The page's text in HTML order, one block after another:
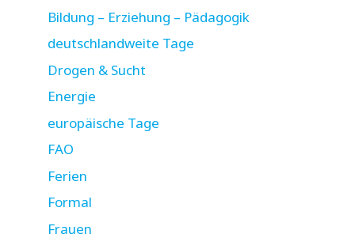
Bildung – Erziehung – Pädagogik
deutschlandweite Tage
Drogen & Sucht
Energie
europäische Tage
FAO
Ferien
Formal
Frauen